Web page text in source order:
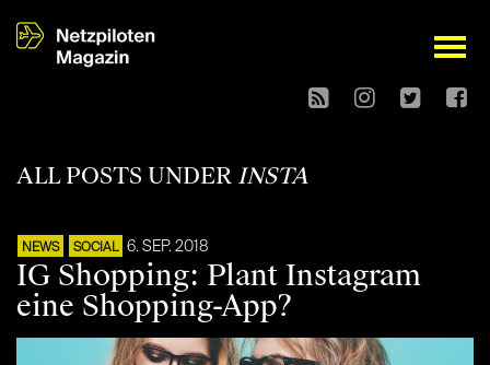
open
ALL POSTS UNDER INSTA
NEWS SOCIAL 6. SEP. 2018
IG Shopping: Plant Instagram
eine Shopping-App?